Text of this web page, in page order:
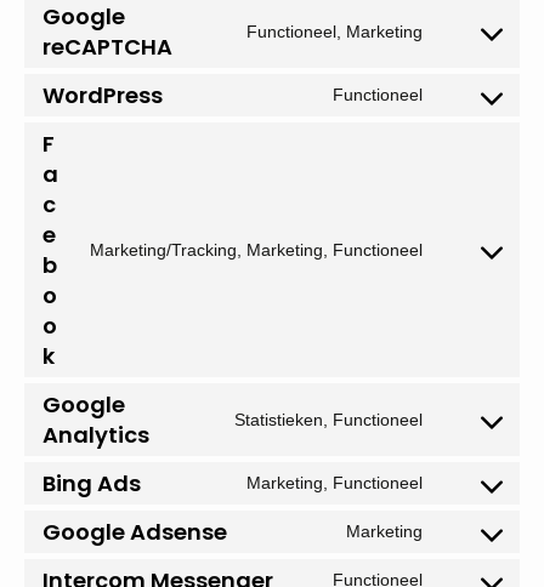
Google
reCAPTCHA
Functioneel, Marketing
Consent
google-
WordPress Functioneel
Consent
F
a
c
e
b
o
o
k
Marketing/Tracking, Marketing, Functioneel
Consent
Google
Analytics
Statistieken, Functioneel
Consent
google-
Bing Ads Marketing, Functioneel
Consent
service
Google Adsense Marketing
Consent
service
Intercom Messenger Functioneel